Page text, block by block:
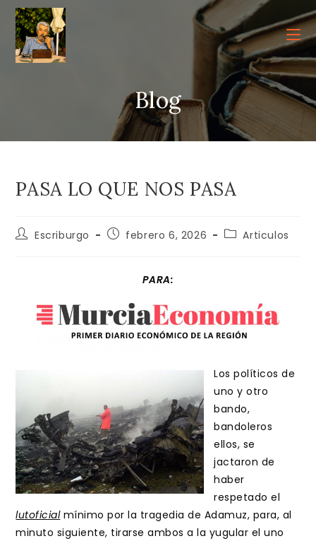
contenido
Blog
PASA LO QUE NOS PASA
AutorEscriburgo
Publicación
entrada:
febrero 6, 2026
Categoría
Articulos
PARA:
Los políticos de
uno y otro
bando,
bandoleros
ellos, se
jactaron de
haber
respetado el
lutoficialmínimo por la tragedia de Adamuz, para, al
minuto siguiente, tirarse ambos a la yugular el uno